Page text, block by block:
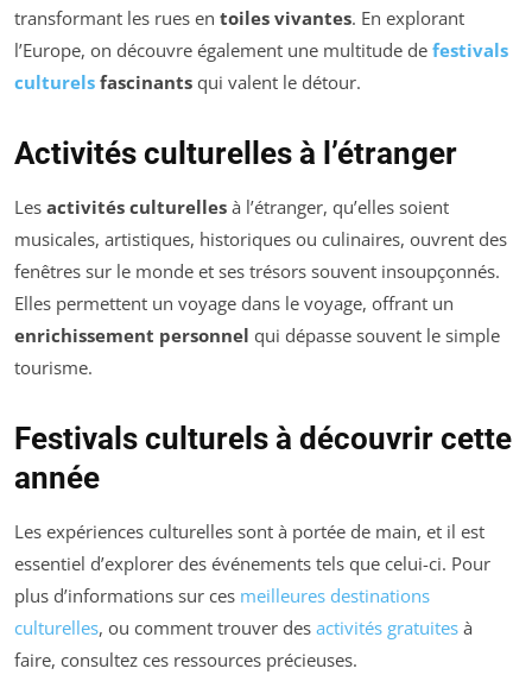
transformant les rues en toiles vivantes. En explorant
l’Europe, on découvre également une multitude de festivals
culturels fascinants qui valent le détour.
Activités culturelles à l’étranger
Les activités culturelles à l’étranger, qu’elles soient
musicales, artistiques, historiques ou culinaires, ouvrent des
fenêtres sur le monde et ses trésors souvent insoupçonnés.
Elles permettent un voyage dans le voyage, offrant un
enrichissement personnel qui dépasse souvent le simple
tourisme.
Festivals culturels à découvrir cette
année
Les expériences culturelles sont à portée de main, et il est
essentiel d’explorer des événements tels que celui-ci. Pour
plus d’informations sur ces meilleures destinations
culturelles, ou comment trouver des activités gratuites à
faire, consultez ces ressources précieuses.